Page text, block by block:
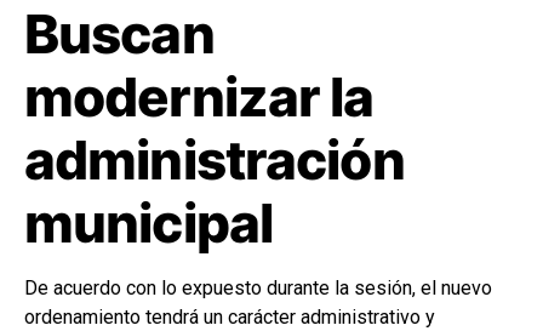
Buscan
modernizar la
administración
municipal
De acuerdo con lo expuesto durante la sesión, el nuevo
ordenamiento tendrá un carácter administrativo y